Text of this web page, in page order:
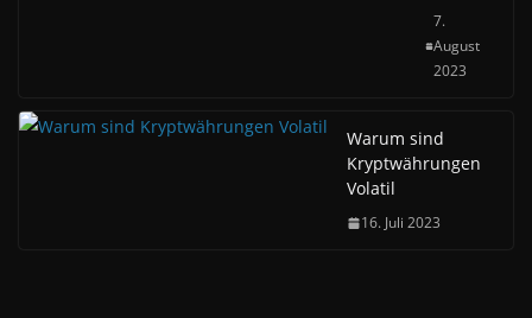
7.
August
2023
Warum sind
Kryptwährungen
Volatil
16. Juli 2023